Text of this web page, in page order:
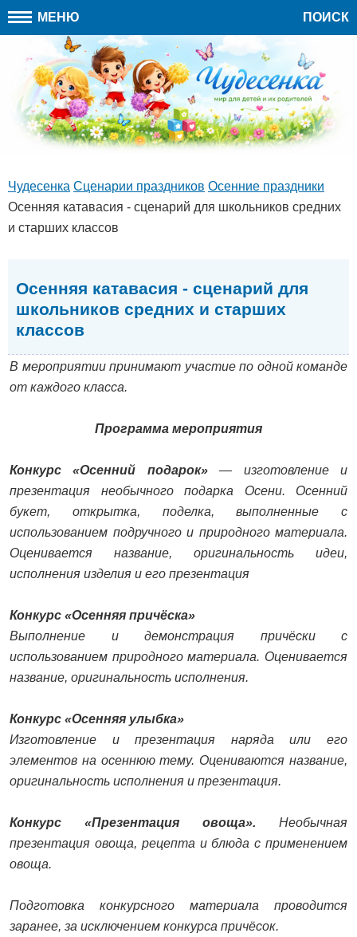
МЕНЮ ПОИСК
Чудесенка Сценарии праздников Осенние праздники
Осенняя катавасия - сценарий для школьников средних
и старших классов
Осенняя катавасия - сценарий для
школьников средних и старших
классов
В мероприятии принимают участие по одной команде
от каждого класса.
Программа мероприятия
Конкурс «Осенний подарок»— изготовление и
презентация необычного подарка Осени. Осенний
букет, открытка, поделка, выполненные с
использованием подручного и природного материала.
Оценивается название, оригинальность идеи,
исполнения изделия и его презентация
Конкурс «Осенняя причёска»
Выполнение и демонстрация причёски с
использованием природного материала. Оценивается
название, оригинальность исполнения.
Конкурс «Осенняя улыбка»
Изготовление и презентация наряда или его
элементов на осеннюю тему. Оцениваются название,
оригинальность исполнения и презентация.
Конкурс «Презентация овоща». Необычная
презентация овоща, рецепта и блюда с применением
овоща.
Подготовка конкурсного материала проводится
заранее, за исключением конкурса причёсок.